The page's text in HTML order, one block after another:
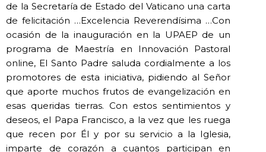
de la Secretaría de Estado del Vaticano una carta
de felicitación …Excelencia Reverendísima …Con
ocasión de la inauguración en la UPAEP de un
programa de Maestría en Innovación Pastoral
online, El Santo Padre saluda cordialmente a los
promotores de esta iniciativa, pidiendo al Señor
que aporte muchos frutos de evangelización en
esas queridas tierras. Con estos sentimientos y
deseos, el Papa Francisco, a la vez que les ruega
que recen por Él y por su servicio a la Iglesia,
imparte de corazón a cuantos participan en